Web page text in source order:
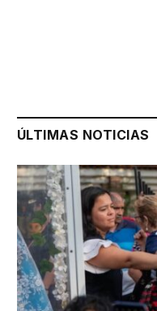
ÚLTIMAS NOTICIAS